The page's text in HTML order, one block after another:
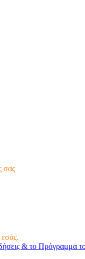
σας
& το Πρόγραμμα